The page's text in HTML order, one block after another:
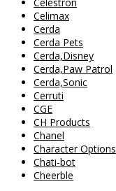
Celimax
Cerda
Cerda Pets
Cerda,Disney
Cerda,Paw Patrol
Cerda,Sonic
Cerruti
CGE
CH Products
Chanel
Character Options
Chati-bot
Cheerble